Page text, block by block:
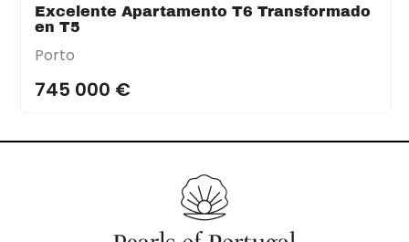
Excelente Apartamento T6 Transformado
en T5
Porto
745 000 €